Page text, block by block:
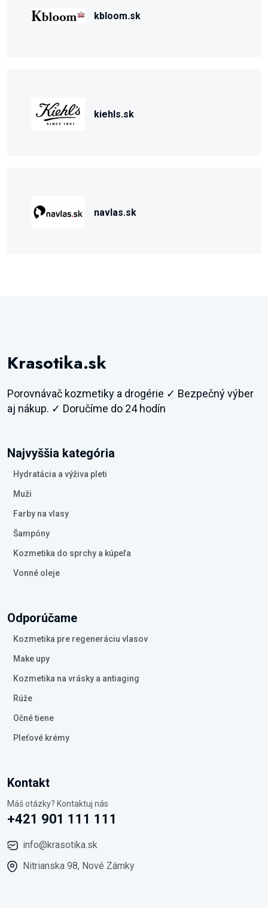
kbloom.sk
kiehls.sk
navlas.sk
Krasotika.sk
Porovnávač kozmetiky a drogérie ✓ Bezpečný výber
aj nákup. ✓ Doručíme do 24 hodín
Najvyššia kategória
Hydratácia a výživa pleti
Muži
Farby na vlasy
Šampóny
Kozmetika do sprchy a kúpeľa
Vonné oleje
Odporúčame
Kozmetika pre regeneráciu vlasov
Make upy
Kozmetika na vrásky a antiaging
Rúže
Očné tiene
Pleťové krémy
Kontakt
Máš otázky? Kontaktuj nás
+421 901 111 111
info@krasotika.sk
Nitrianska 98, Nové Zámky